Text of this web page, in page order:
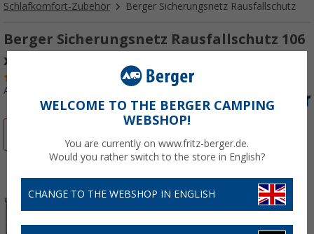
Schlafkomfort-Zubehör Berger Sicherungsnetz Rausfallschutz
Berger Sicherungsnetz Rausfallschutz 106
x 54,5 cm
Art.-Nr.: 025660
WELCOME TO THE BERGER CAMPING
WEBSHOP!
You are currently on www.fritz-berger.de.
Would you rather switch to the store in English?
CHANGE TO THE WEBSHOP IN ENGLISH